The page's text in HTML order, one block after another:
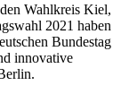
Wahlkreis Kiel,
2021 haben
Bundestag
innovative